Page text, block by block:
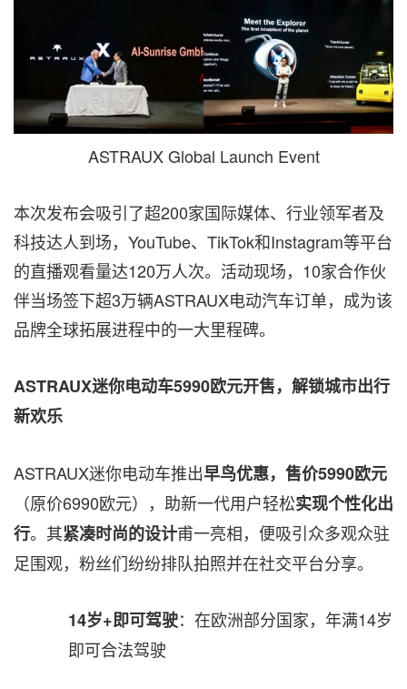
ASTRAUX Global Launch Event
本次发布会吸引了超200家国际媒体、行业领军者及
科技达人到场，YouTube、TikTok和Instagram等平台
的直播观看量达120万人次。活动现场，10家合作伙
伴当场签下超3万辆ASTRAUX电动汽车订单，成为该
品牌全球拓展进程中的一大里程碑。
ASTRAUX迷你电动车5990欧元开售，解锁城市出行
新欢乐
ASTRAUX迷你电动车推出早鸟优惠，售价5990欧元
（原价6990欧元），助新一代用户轻松实现个性化出
行。其紧凑时尚的设计甫一亮相，便吸引众多观众驻
足围观，粉丝们纷纷排队拍照并在社交平台分享。
14岁+即可驾驶：在欧洲部分国家，年满14岁
即可合法驾驶